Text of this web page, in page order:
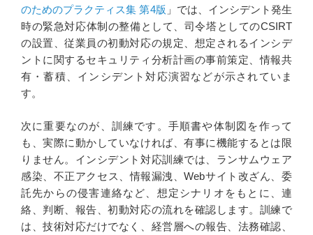
のためのプラクティス集 第4版 」では、インシデント発生
時の緊急対応体制の整備として、司令塔としてのCSIRT
の設置、従業員の初動対応の規定、想定されるインシデ
ントに関するセキュリティ分析計画の事前策定、情報共
有・蓄積、インシデント対応演習などが示されていま
す。
次に重要なのが、訓練です。手順書や体制図を作って
も、実際に動かしていなければ、有事に機能するとは限
りません。インシデント対応訓練では、ランサムウェア
感染、不正アクセス、情報漏洩、Webサイト改ざん、委
託先からの侵害連絡など、想定シナリオをもとに、連
絡、判断、報告、初動対応の流れを確認します。訓練で
は、技術対応だけでなく、経営層への報告、法務確認、